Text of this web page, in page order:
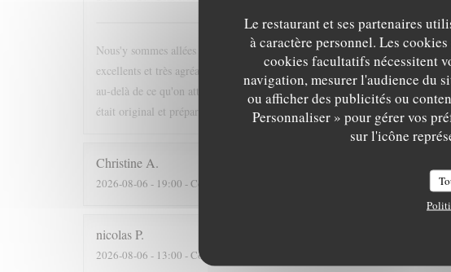
Le restaurant et ses partenaires
à caractère personnel. Les
cookies facultatifs nécessitent
navigation, mesurer l'audience du
ou afficher des publicités ou
Personnaliser » pour gérer vos
sur l'icône
Nous'y sommes allées pour la première fois sur la recommandation d'une
excellents et très agréables. Les gens sont tous sympas, même les
au-delà de ce qu'on attend d'un restaurant du port, et comme nous étions
était original et préparé avec un soin exceptionnel. Un excellent rapport
Christine A
2026-08-06 - 19:00 - Couverts 2
nicolasP
2026-08-06 - 13:00 - Couverts 3